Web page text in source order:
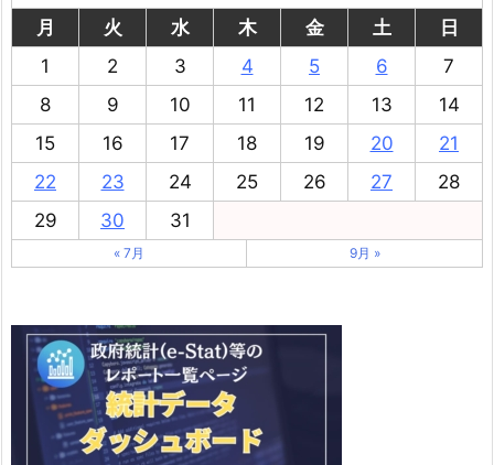
月
火 水 木 金 土
日
1
2 3 4 5 6
7
8
9 10 11 12 13
14
15
16 17 18 19 20
21
22
23 24 25 26 27
28
29
30 31
« 7月 9月 »